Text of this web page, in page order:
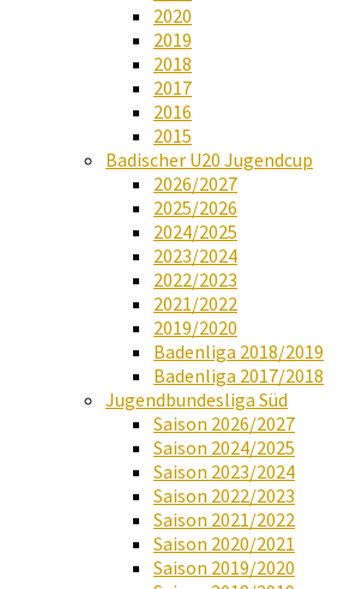
2020
2019
2018
2017
2016
2015
Badischer U20 Jugendcup
2026/2027
2025/2026
2024/2025
2023/2024
2022/2023
2021/2022
2019/2020
Badenliga 2018/2019
Badenliga 2017/2018
Jugendbundesliga Süd
Saison 2026/2027
Saison 2024/2025
Saison 2023/2024
Saison 2022/2023
Saison 2021/2022
Saison 2020/2021
Saison 2019/2020